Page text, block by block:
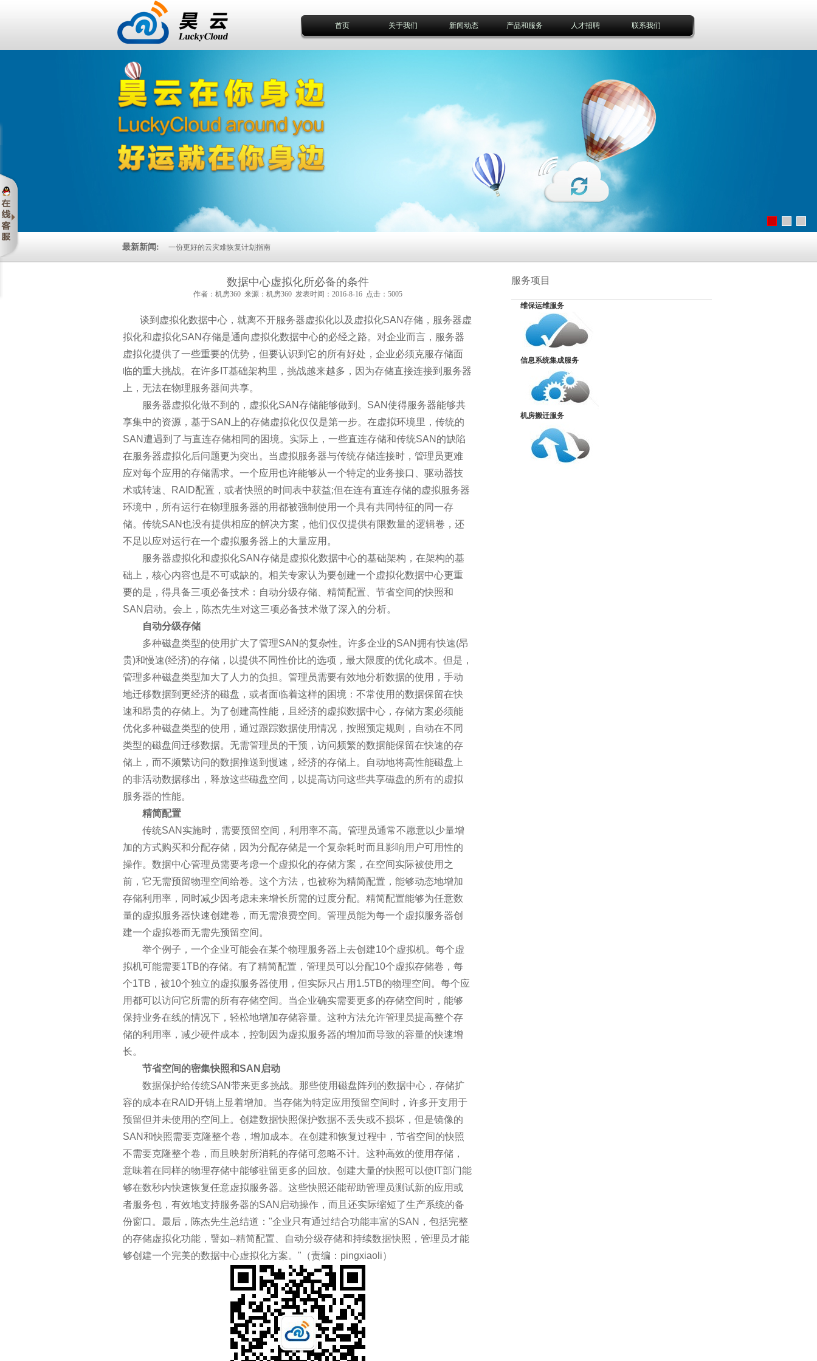
首页 关于我们 新闻动态 产品和服务 人才招聘 联系我们
最新新闻: 一份更好的云灾难恢复计划指南
机器学习已经悄悄潜入你的生活，你可能还没有发现
启动大数据项目之前需要问的5个问题
数据高端人才十一项全球最具权威的大数据资质认证
云技能黑带：点评十大顶级云计算认证
“新零售”的新能力
关于“大数据”的15条干货思考
如何设计成功而有价值的数据可视化
论数据中心运维工作的提升技巧
数据中心网络布线工程必备七大件
网络钓鱼进化之路
为什么我们不能再过度依赖网关了？
对象存储九大关键特征
企业如何实现互联网+业务与IT的融合
PaaS是位好同志，但SaaS公司搞PaaS却不大靠谱
如何构建一个私有存储云
这是网络安全的基石：密码学2016大盘点
为何企业无法从数据科学中真正获得价值？
云灾难恢复服务：客户想要“DR即服务”
展望2017年：这些技术将冲击我们的生活
2017年云计算和数据中心五大趋势
年关将至，历数今年悲催的宕机灾难
2017科技行业七大趋势：无人机远途送货 5G测试全面
又到年终，看九大企业技术趋势
CIO们的2017——5大领域4个技术将遭遇颠覆
大数据失败案例提醒：8个不能犯的错误
面对网络边界的迷失？在虚拟环境获得真实可视性是
马云乌镇演讲实录：未来30年是谁的天下？
AI技术大力冲击就业市场 哪些工作将被自动化取代？
2016热门数据存储技术
CIO:淘汰你的不是新技术，而是旧思维
数据中心虚拟化所必备的条件
作者：机房360 来源：机房360 发表时间：2016-8-16 点击：5005
谈到虚拟化数据中心，就离不开服务器虚拟化以及虚拟化SAN存储，服务器虚
拟化和虚拟化SAN存储是通向虚拟化数据中心的必经之路。对企业而言，服务器
虚拟化提供了一些重要的优势，但要认识到它的所有好处，企业必须克服存储面
临的重大挑战。在许多IT基础架构里，挑战越来越多，因为存储直接连接到服务器
上，无法在物理服务器间共享。
服务器虚拟化做不到的，虚拟化SAN存储能够做到。SAN使得服务器能够共
享集中的资源，基于SAN上的存储虚拟化仅仅是第一步。在虚拟环境里，传统的
SAN遭遇到了与直连存储相同的困境。实际上，一些直连存储和传统SAN的缺陷
在服务器虚拟化后问题更为突出。当虚拟服务器与传统存储连接时，管理员更难
应对每个应用的存储需求。一个应用也许能够从一个特定的业务接口、驱动器技
术或转速、RAID配置，或者快照的时间表中获益;但在连有直连存储的虚拟服务器
环境中，所有运行在物理服务器的用都被强制使用一个具有共同特征的同一存
储。传统SAN也没有提供相应的解决方案，他们仅仅提供有限数量的逻辑卷，还
不足以应对运行在一个虚拟服务器上的大量应用。
服务器虚拟化和虚拟化SAN存储是虚拟化数据中心的基础架构，在架构的基
础上，核心内容也是不可或缺的。相关专家认为要创建一个虚拟化数据中心更重
要的是，得具备三项必备技术：自动分级存储、精简配置、节省空间的快照和
SAN启动。会上，陈杰先生对这三项必备技术做了深入的分析。
自动分级存储
多种磁盘类型的使用扩大了管理SAN的复杂性。许多企业的SAN拥有快速(昂
贵)和慢速(经济)的存储，以提供不同性价比的选项，最大限度的优化成本。但是，
管理多种磁盘类型加大了人力的负担。管理员需要有效地分析数据的使用，手动
地迁移数据到更经济的磁盘，或者面临着这样的困境：不常使用的数据保留在快
速和昂贵的存储上。为了创建高性能，且经济的虚拟数据中心，存储方案必须能
优化多种磁盘类型的使用，通过跟踪数据使用情况，按照预定规则，自动在不同
类型的磁盘间迁移数据。无需管理员的干预，访问频繁的数据能保留在快速的存
储上，而不频繁访问的数据推送到慢速，经济的存储上。自动地将高性能磁盘上
的非活动数据移出，释放这些磁盘空间，以提高访问这些共享磁盘的所有的虚拟
服务器的性能。
精简配置
传统SAN实施时，需要预留空间，利用率不高。管理员通常不愿意以少量增
加的方式购买和分配存储，因为分配存储是一个复杂耗时而且影响用户可用性的
操作。数据中心管理员需要考虑一个虚拟化的存储方案，在空间实际被使用之
前，它无需预留物理空间给卷。这个方法，也被称为精简配置，能够动态地增加
存储利用率，同时减少因考虑未来增长所需的过度分配。精简配置能够为任意数
量的虚拟服务器快速创建卷，而无需浪费空间。管理员能为每一个虚拟服务器创
建一个虚拟卷而无需先预留空间。
举个例子，一个企业可能会在某个物理服务器上去创建10个虚拟机。每个虚
拟机可能需要1TB的存储。有了精简配置，管理员可以分配10个虚拟存储卷，每
个1TB，被10个独立的虚拟服务器使用，但实际只占用1.5TB的物理空间。每个应
用都可以访问它所需的所有存储空间。当企业确实需要更多的存储空间时，能够
保持业务在线的情况下，轻松地增加存储容量。这种方法允许管理员提高整个存
储的利用率，减少硬件成本，控制因为虚拟服务器的增加而导致的容量的快速增
长。
节省空间的密集快照和SAN启动
数据保护给传统SAN带来更多挑战。那些使用磁盘阵列的数据中心，存储扩
容的成本在RAID开销上显着增加。当存储为特定应用预留空间时，许多开支用于
预留但并未使用的空间上。创建数据快照保护数据不丢失或不损坏，但是镜像的
SAN和快照需要克隆整个卷，增加成本。在创建和恢复过程中，节省空间的快照
不需要克隆整个卷，而且映射所消耗的存储可忽略不计。这种高效的使用存储，
意味着在同样的物理存储中能够驻留更多的回放。创建大量的快照可以使IT部门能
够在数秒内快速恢复任意虚拟服务器。这些快照还能帮助管理员测试新的应用或
者服务包，有效地支持服务器的SAN启动操作，而且还实际缩短了生产系统的备
份窗口。最后，陈杰先生总结道："企业只有通过结合功能丰富的SAN，包括完整
的存储虚拟化功能，譬如--精简配置、自动分级存储和持续数据快照，管理员才能
够创建一个完美的数据中心虚拟化方案。"（责编：pingxiaoli）
服务项目
维保运维服务
信息系统集成服务
机房搬迁服务